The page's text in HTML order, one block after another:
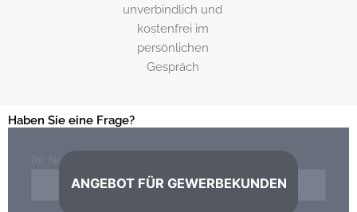
unverbindlich und
kostenfrei im
persönlichen
Gespräch
Haben Sie eine Frage?
ANGEBOT FÜR GEWERBEKUNDEN
Ihr Name*